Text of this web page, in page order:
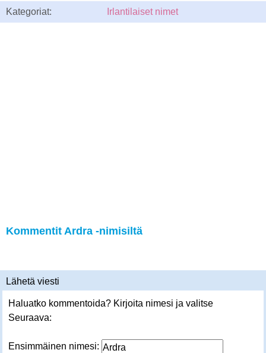
Kategoriat: Irlantilaiset nimet
Kommentit Ardra -nimisiltä
Lähetä viesti
Haluatko kommentoida? Kirjoita nimesi ja valitse
Seuraava:
Ensimmäinen nimesi: